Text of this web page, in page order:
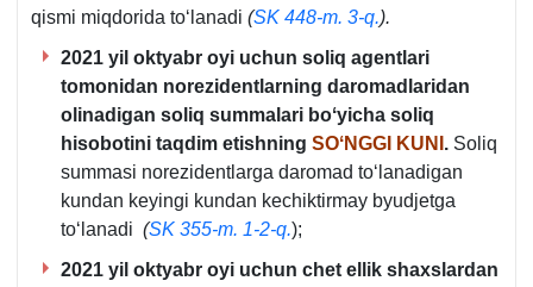
qismi miqdorida toʻlanadi (SK 448-m. 3-q.).
2021 yil oktyabr oyi uchun soliq agentlari
tomonidan norezidentlarning daromadlaridan
olinadigan soliq summalari boʻyicha soliq
hisobotini taqdim etishning SOʻNGGI KUNI . Soliq
summasi norezidentlarga daromad toʻlanadigan
kundan keyingi kundan kechiktirmay byudjetga
toʻlanadi (SK 355-m. 1-2-q.);
2021 yil oktyabr oyi uchun chet ellik shaхslardan